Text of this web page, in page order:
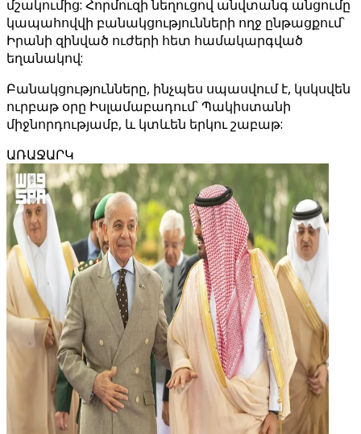
մշակումից: Հորմուզի նեղուցով անվտանգ անցումը
կապահովվի բանակցությունների ողջ ընթացքում՝
Իրանի զինված ուժերի հետ համակարգված
եղանակով:
Բանակցությունները, ինչպես սպասվում է, կսկսվեն
ուրբաթ օրը Իսլամաբադում՝ Պակիստանի
միջնորդությամբ, և կտևեն երկու շաբաթ:
ԱՌԱՋԱՐԿ